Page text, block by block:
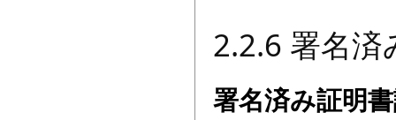
2.2.6 署名済
署名済み証明